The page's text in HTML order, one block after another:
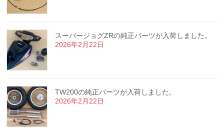
スーパージョグZRの純正パーツが入荷しました。
2026年2月22日
TW200の純正パーツが入荷しました。
2026年2月22日